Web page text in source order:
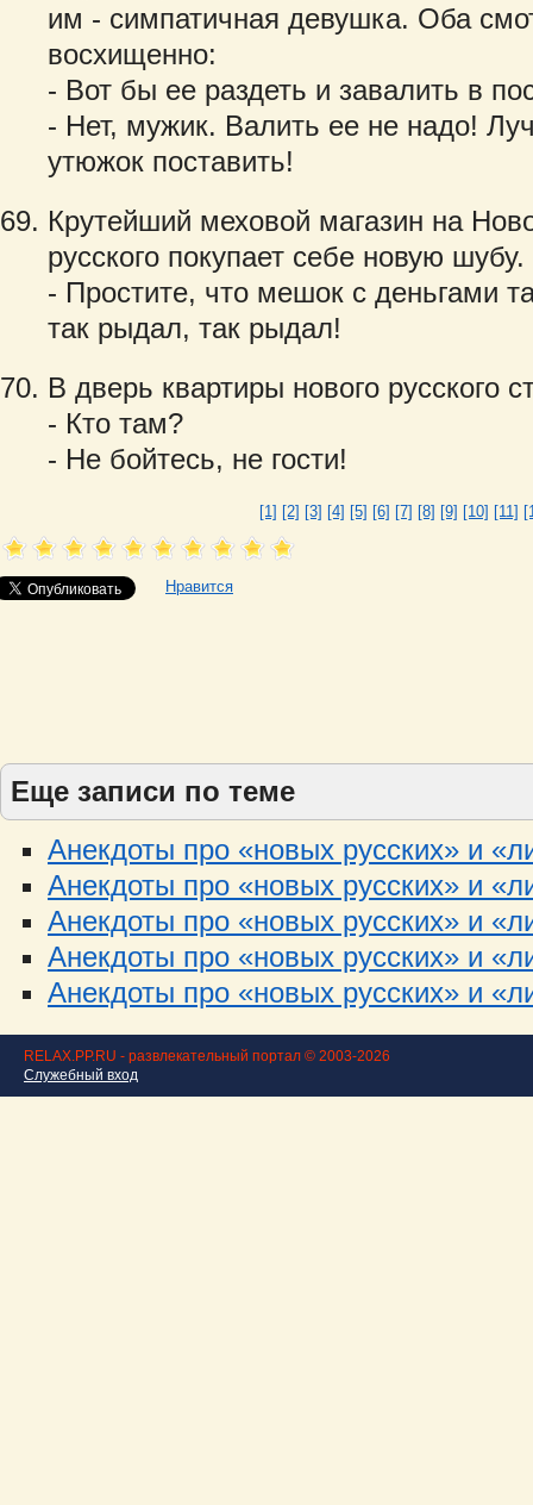
им - симпатичная девушка. Оба
восхищенно:
- Вот бы ее раздеть и завалить в
- Нет, мужик. Валить ее не надо!
утюжок поставить!
Крутейший меховой магазин на
русского покупает себе новую шубу.
- Простите, что мешок с деньгами
так рыдал, так рыдал!
В дверь квартиры нового русского
- Кто там?
- Не бойтесь, не гости!
[1] [2] [3] [4] [5] [6] [7] [8] [9] [10] [11]
Нравится
Еще записи по теме
Анекдоты про «новых русских» и
Анекдоты про «новых русских» и
Анекдоты про «новых русских» и
Анекдоты про «новых русских» и
Анекдоты про «новых русских» и
RELAX.PP.RU - развлекательный портал © 2003-2026
Служебный вход